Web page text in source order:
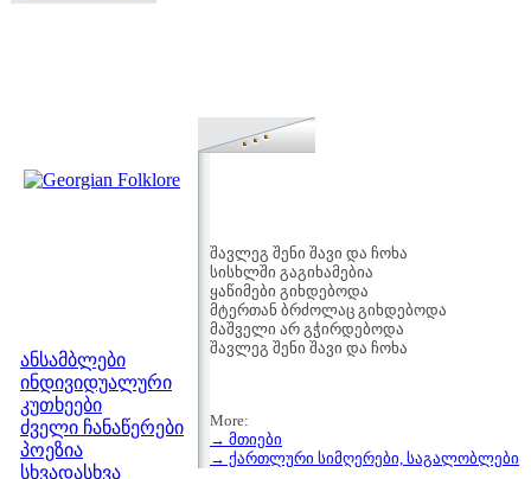
ანსამბლები
ინდივიდუალური
კუთხეები
ძველი ჩანაწერები
პოეზია
სხვადასხვა
შავლეგ შენი შავი და ჩოხა
სისხლში გაგიხამებია
ყაწიმები გიხდებოდა
მტერთან ბრძოლაც გიხდებოდა
მაშველი არ გჭირდებოდა
შავლეგ შენი შავი და ჩოხა
More:
→ მთიები
→ ქართლური სიმღერები, საგალობლები